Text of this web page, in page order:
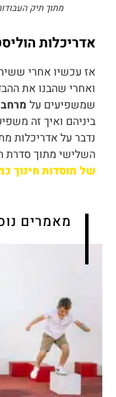
מתוך תיק
אדריכלות
אז עכשיו אחרי
ואחרי שהבנו את
שמשפיעים על
ביניהם ואיך זה
נדבר על אדריכלות
השלישי מתוך סדרת
של מוסדות חינוך
מאמרים